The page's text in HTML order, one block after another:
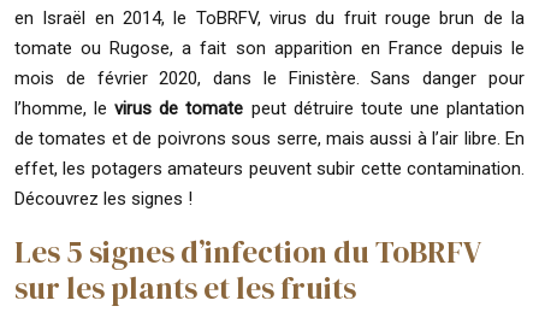
en Israël en 2014, le ToBRFV, virus du fruit rouge brun de la
tomate ou Rugose, a fait son apparition en France depuis le
mois de février 2020, dans le Finistère. Sans danger pour
l’homme, levirus de tomate peut détruire toute une plantation
de tomates et de poivrons sous serre, mais aussi à l’air libre. En
effet, les potagers amateurs peuvent subir cette contamination.
Découvrez les signes !
Les 5 signes d’infection du ToBRFV
sur les plants et les fruits